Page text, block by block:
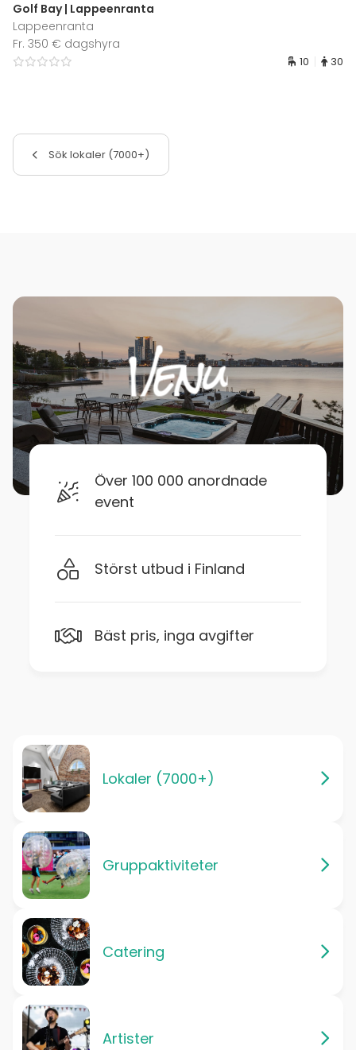
Golf Bay | Lappeenranta
Lappeenranta
Fr. 350 € dagshyra
10 30
Sök lokaler (7000+)
Över 100 000 anordnade
event
Störst utbud i Finland
Bäst pris, inga avgifter
Lokaler (7000+)
Gruppaktiviteter
Catering
Artister